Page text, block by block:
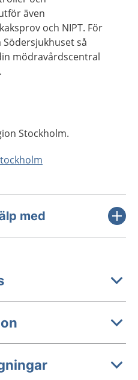
även
och NIPT. För
så
mödravårdscentral
Stockholm.
med